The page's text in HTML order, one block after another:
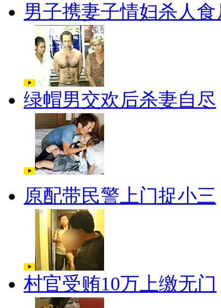
男子携妻子情妇杀人食
绿帽男交欢后杀妻自尽
原配带民警上门捉小三
村官受贿10万上缴无门